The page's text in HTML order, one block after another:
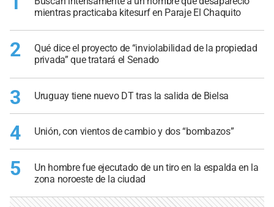
mientras practicaba kitesurf en Paraje El Chaquito
2
Qué dice el proyecto de “inviolabilidad de la propiedad
privada” que tratará el Senado
3 Uruguay tiene nuevo DT tras la salida de Bielsa
4 Unión, con vientos de cambio y dos “bombazos”
5
Un hombre fue ejecutado de un tiro en la espalda en la
zona noroeste de la ciudad